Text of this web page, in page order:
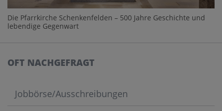
Die Pfarrkirche Schenkenfelden – 500 Jahre Geschichte und
lebendige Gegenwart
OFT NACHGEFRAGT
Jobbörse/Ausschreibungen